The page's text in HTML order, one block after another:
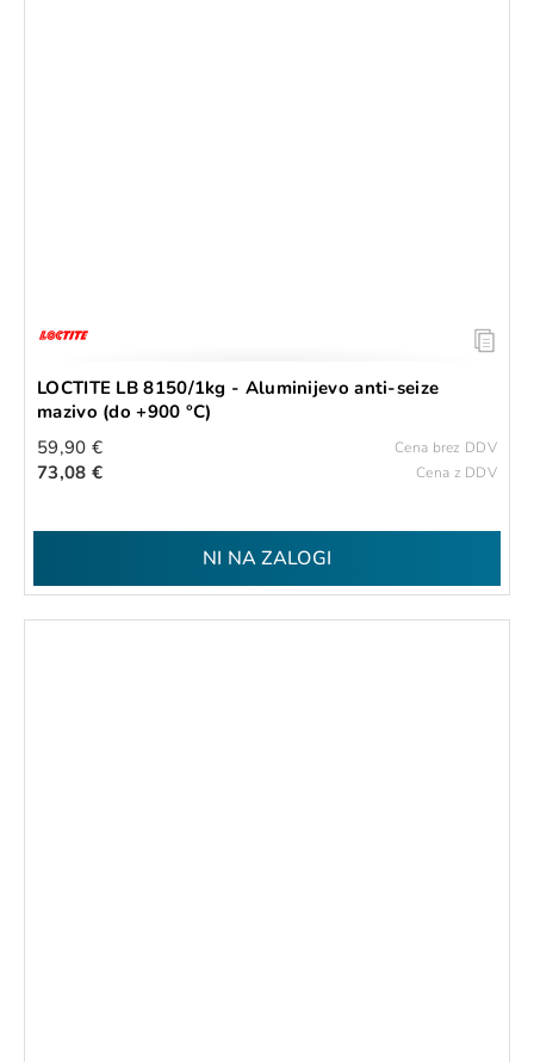
LOCTITE LB 8150/1kg - Aluminijevo anti-seize
mazivo (do +900 °C)
Cena brez DDV
59,90 €
Cena z DDV
73,08 €
NI NA ZALOGI